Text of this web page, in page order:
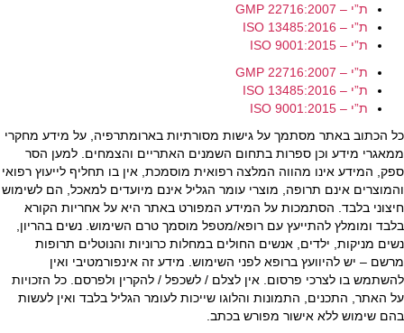
ת”י – GMP 22716:2007
ת”י – ISO 13485:2016
ת”י – ISO 9001:2015
ת”י – GMP 22716:2007
ת”י – ISO 13485:2016
ת”י – ISO 9001:2015
כל הכתוב באתר מסתמך על גישות מסורתיות בארומתרפיה, על מידע מחקרי
ממאגרי מידע וכן ספרות בתחום השמנים האתריים והצמחים. למען הסר
ספק, המידע אינו מהווה המלצה רפואית מוסמכת, אין בו תחליף לייעוץ רפואי
והמוצרים אינם תרופה, מוצרי עומר הגליל אינם מיועדים למאכל, הם לשימוש
חיצוני בלבד. הסתמכות על המידע המפורט באתר היא על אחריות הקורא
בלבד ומומלץ להתייעץ עם רופא/מטפל מוסמך טרם השימוש. נשים בהריון,
נשים מניקות, ילדים, אנשים החולים במחלות כרוניות והנוטלים תרופות
מרשם – יש להיוועץ ברופא לפני השימוש. מידע זה אינפורמטיבי ואין
להשתמש בו לצרכי פרסום. אין לצלם / לשכפל / להקרין ולפרסם. כל הזכויות
על האתר, התכנים, התמונות והלוגו שייכות לעומר הגליל בלבד ואין לעשות
בהם שימוש ללא אישור מפורש בכתב.